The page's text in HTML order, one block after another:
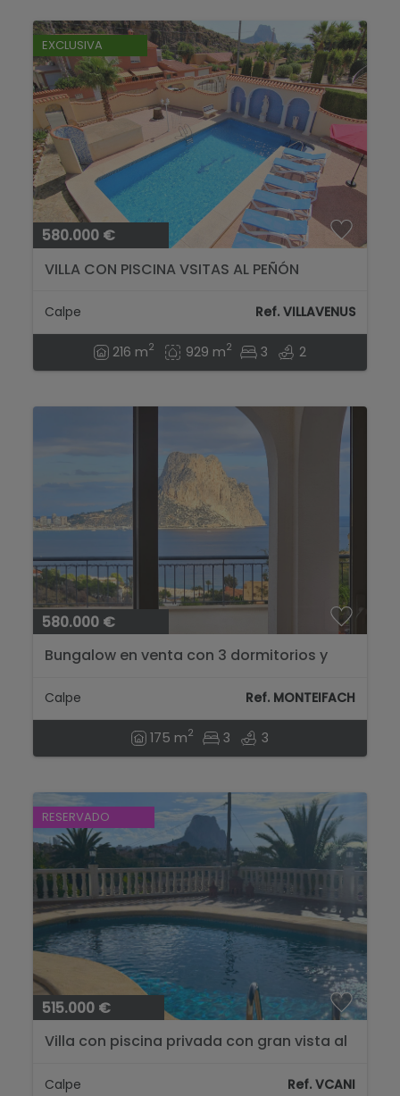
EXCLUSIVA
580.000 €
VILLA CON PISCINA VSITAS AL PEÑÓN
Calpe Ref. VILLAVENUS
216 m2 929 m2 3 2
580.000 €
Bungalow en venta con 3 dormitorios y
Calpe Ref. MONTEIFACH
175 m2 3 3
RESERVADO
515.000 €
Villa con piscina privada con gran vista al
Calpe Ref. VCANI